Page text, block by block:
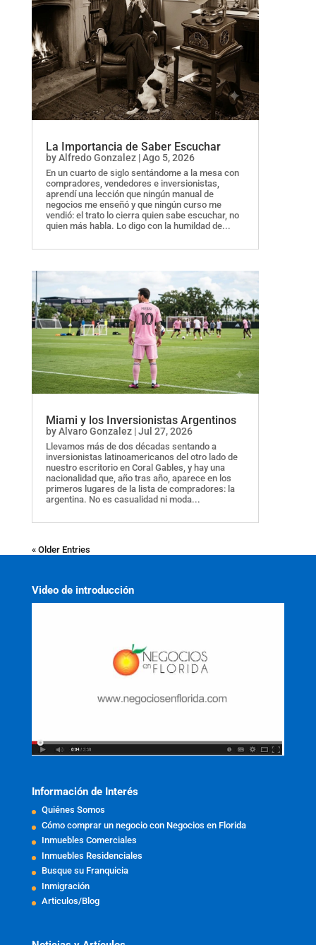
La Importancia de Saber Escuchar
byAlfredo Gonzalez|Ago 5, 2026
En un cuarto de siglo sentándome a la mesa con
compradores, vendedores e inversionistas,
aprendí una lección que ningún manual de
negocios me enseñó y que ningún curso me
vendió: el trato lo cierra quien sabe escuchar, no
quien más habla. Lo digo con la humildad de...
Miami y los Inversionistas Argentinos
byAlvaro Gonzalez|Jul 27, 2026
Llevamos más de dos décadas sentando a
inversionistas latinoamericanos del otro lado de
nuestro escritorio en Coral Gables, y hay una
nacionalidad que, año tras año, aparece en los
primeros lugares de la lista de compradores: la
argentina. No es casualidad ni moda...
« Older Entries
Video de introducción
Información de Interés
Quiénes Somos
Cómo comprar un negocio con Negocios en Florida
Inmuebles Comerciales
Inmuebles Residenciales
Busque su Franquicia
Inmigración
Articulos/Blog